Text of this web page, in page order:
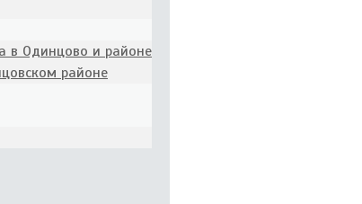
в Одинцово и районе
районе